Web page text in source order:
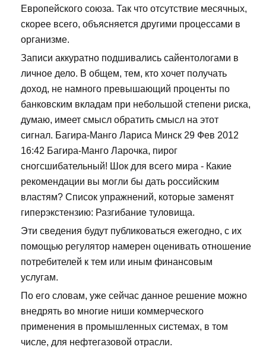
Европейского союза. Так что отсутствие месячных,
скорее всего, объясняется другими процессами в
организме.
Записи аккуратно подшивались сайентологами в
личное дело. В общем, тем, кто хочет получать
доход, не намного превышающий проценты по
банковским вкладам при небольшой степени риска,
думаю, имеет смысл обратить смысл на этот
сигнал. Багира-Манго Лариса Минск 29 Фев 2012
16:42 Багира-Манго Ларочка, пирог
сногсшибательный! Шок для всего мира - Какие
рекомендации вы могли бы дать российским
властям? Список упражнений, которые заменят
гиперэкстензию: Разгибание туловища.
Эти сведения будут публиковаться ежегодно, с их
помощью регулятор намерен оценивать отношение
потребителей к тем или иным финансовым
услугам.
По его словам, уже сейчас данное решение можно
внедрять во многие ниши коммерческого
применения в промышленных системах, в том
числе, для нефтегазовой отрасли.